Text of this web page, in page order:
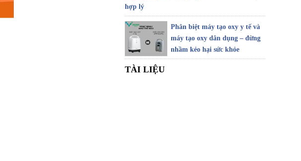
hợp lý
Phân biệt máy tạo oxy y tế và
máy tạo oxy dân dụng – đừng
nhầm kẻo hại sức khỏe
TÀI LIỆU